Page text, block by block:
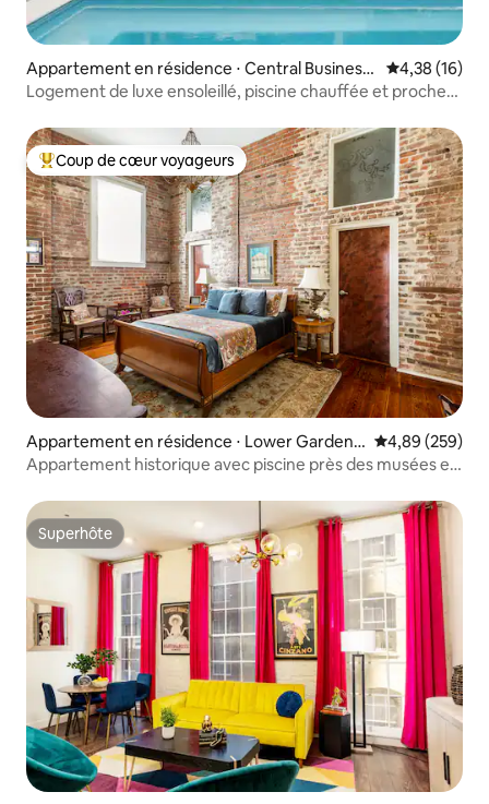
Appartement en résidence ⋅ Central Business
District
Évaluation
4,38 (16)
Logement de luxe ensoleillé, piscine chauffée et proche
Coups de cœur voyageurs les plus appréciés
Coup de cœur voyageurs
Appartement en résidence ⋅ Lower Garden
District
Évaluation
4,89 (259)
Appartement historique avec piscine près des musées et
Superhôte
Superhôte